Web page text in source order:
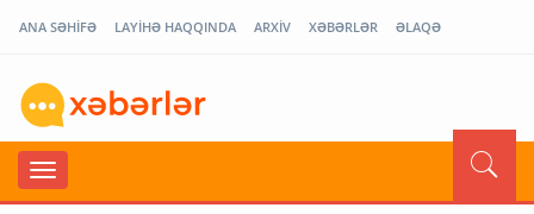
ANA SƏHİFƏ LAYİHƏ HAQQINDA ARXİV XƏBƏRLƏR ƏLAQƏ